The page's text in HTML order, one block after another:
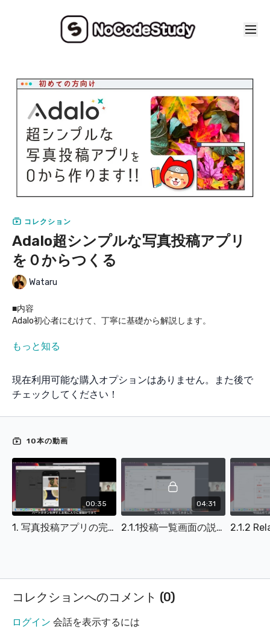
コレクション
Adalo超シンプルな写真投稿アプリ
を０からつくる
Wataru
■内容
Adalo初心者にむけて、丁寧に基礎から解説します。
# 1. 写真投稿アプリの完成形
## #2.1.1.1 datebase collectionの説明
Posts
└Number
## #.2.1.2 Relation databaseの説明
## # 2.1.3 Screenを設定する
画像の一覧の表示方法
Current Postの設定
## 2.2 新規投稿画面
## 2-3 投稿詳細画面
## 2.4 ナビゲーションバー
もっと知る
現在利用可能な購入オプションはありません。また後で
チェックしてください！
10本の動画
00:35
1. 写真投稿アプリの完成形 97187
04:31
2.1.1投稿一覧画面の説明 61532
コレクションへのコメント (0)
ログイン 会話を表示するには